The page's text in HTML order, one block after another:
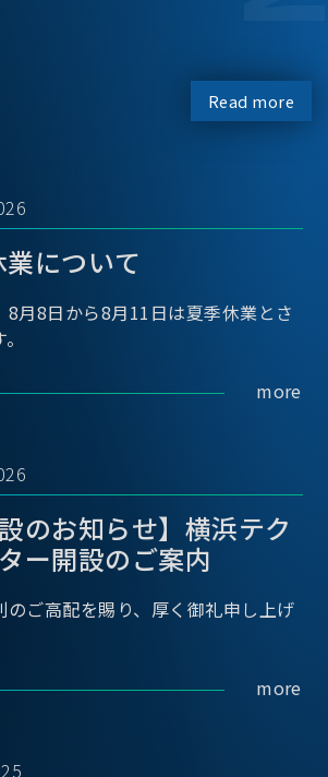
Read more
について
8月8日から8月11日は夏季休業とさ
more
のお知らせ】横浜テク
ー開設のご案内
ご高配を賜り、厚く御礼申し上げ
more